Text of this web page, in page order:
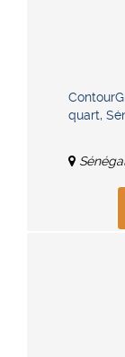
quart,